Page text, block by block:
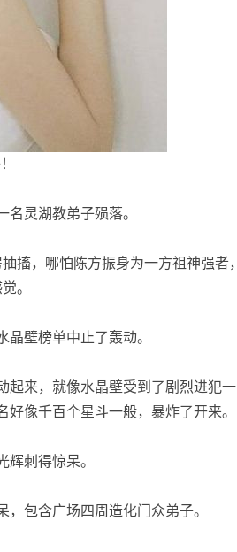
灵湖教弟子殒落。
搐，哪怕陈方振身为一方祖神强者，
。
壁榜单中止了轰动。
来，就像水晶壁受到了剧烈进犯一
像千百个星斗一般，暴炸了开来。
刺得惊呆。
包含广场四周造化门众弟子。